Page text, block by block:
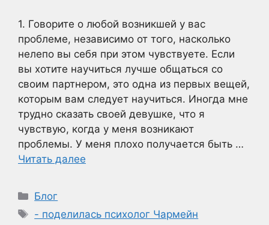
1. Говорите о любой возникшей у вас
проблеме, независимо от того, насколько
нелепо вы себя при этом чувствуете. Если
вы хотите научиться лучше общаться со
своим партнером, это одна из первых вещей,
которым вам следует научиться. Иногда мне
трудно сказать своей девушке, что я
чувствую, когда у меня возникают
проблемы. У меня плохо получается быть …
Читать далее
Рубрики
Блог
Метки
- поделилась психолог Чармейн